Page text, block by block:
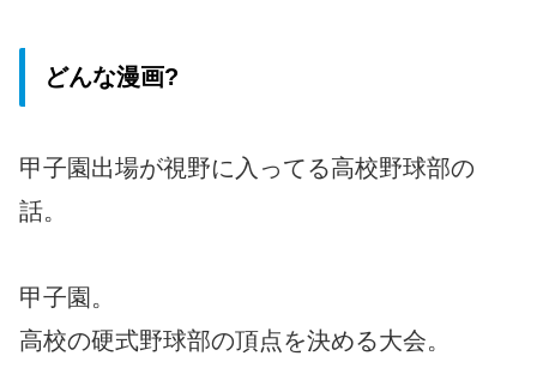
どんな漫画?
甲子園出場が視野に入ってる高校野球部の
話。
甲子園。
高校の硬式野球部の頂点を決める大会。